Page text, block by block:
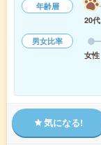
年齢層
20代
男女比率
女性
気になる!